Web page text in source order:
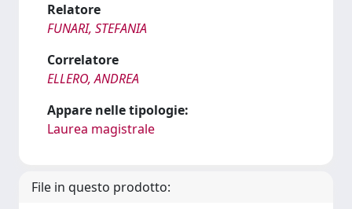
Relatore
FUNARI, STEFANIA
Correlatore
ELLERO, ANDREA
Appare nelle tipologie:
Laurea magistrale
File in questo prodotto: